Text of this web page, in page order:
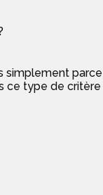
simplement
ce type de